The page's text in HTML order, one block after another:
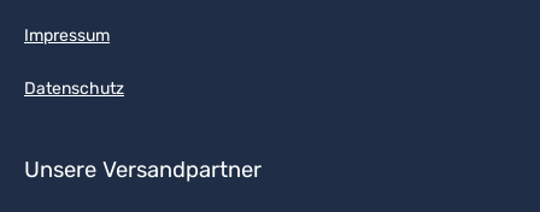
Impressum
Datenschutz
Unsere Versandpartner